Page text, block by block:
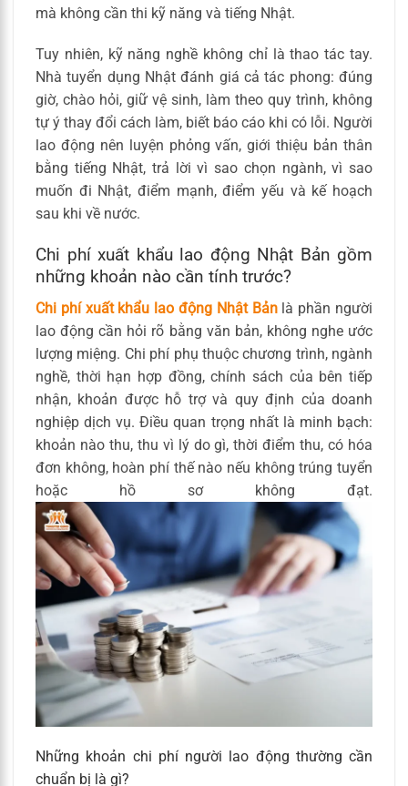
mà không cần thi kỹ năng và tiếng Nhật.
Tuy nhiên, kỹ năng nghề không chỉ là thao tác tay.
Nhà tuyển dụng Nhật đánh giá cả tác phong: đúng
giờ, chào hỏi, giữ vệ sinh, làm theo quy trình, không
tự ý thay đổi cách làm, biết báo cáo khi có lỗi. Người
lao động nên luyện phỏng vấn, giới thiệu bản thân
bằng tiếng Nhật, trả lời vì sao chọn ngành, vì sao
muốn đi Nhật, điểm mạnh, điểm yếu và kế hoạch
sau khi về nước.
Chi phí xuất khẩu lao động Nhật Bản gồm
những khoản nào cần tính trước?
Chi phí xuất khẩu lao động Nhật Bảnlà phần người
lao động cần hỏi rõ bằng văn bản, không nghe ước
lượng miệng. Chi phí phụ thuộc chương trình, ngành
nghề, thời hạn hợp đồng, chính sách của bên tiếp
nhận, khoản được hỗ trợ và quy định của doanh
nghiệp dịch vụ. Điều quan trọng nhất là minh bạch:
khoản nào thu, thu vì lý do gì, thời điểm thu, có hóa
đơn không, hoàn phí thế nào nếu không trúng tuyển
hoặc hồ sơ không đạt.
Những khoản chi phí người lao động thường cần
chuẩn bị là gì?